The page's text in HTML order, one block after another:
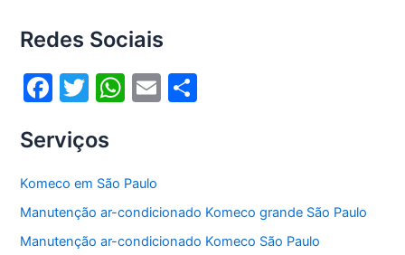
Redes Sociais
F
c
e
b
o
T
itt
er
W
s
A
p
E
Serviços
Komeco em São Paulo
Manutenção ar-condicionado Komeco grande São Paulo
Manutenção ar-condicionado Komeco São Paulo